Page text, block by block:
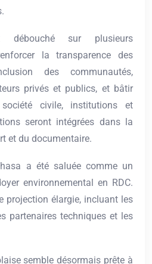
débouché sur plusieurs
la transparence des
des communautés,
privés et publics, et bâtir
civile, institutions et
seront intégrées dans la
et du documentaire.
a été saluée comme un
environnemental en RDC.
projection élargie, incluant les
partenaires techniques et les
semble désormais prête à